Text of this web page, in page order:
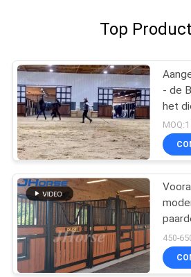
Top
- de
het
Infill
450-